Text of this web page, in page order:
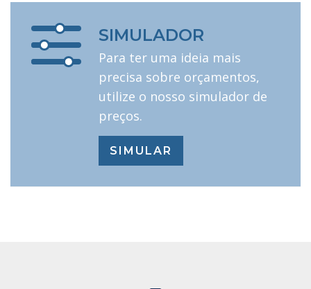
SIMULADOR
Para ter uma ideia mais
precisa sobre orçamentos,
utilize o nosso simulador de
preços.
SIMULAR